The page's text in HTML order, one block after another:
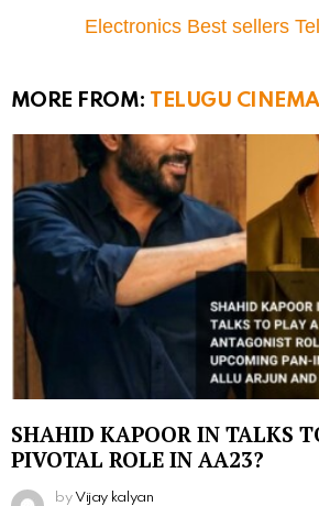
Electronics Best sellers
MORE FROM: TELUGU
SHAHID KAPOOR IN TALKS
PIVOTAL ROLE IN AA23?
by Vijay kalyan